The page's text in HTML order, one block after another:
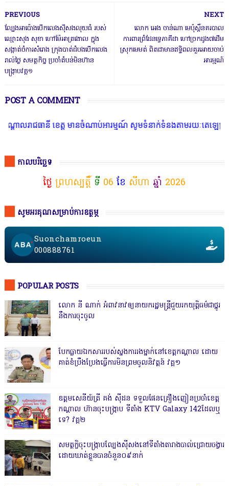
NEXT
លោក អេង ចាន់ណា មេប៉ុស្តិ៍នគរបាល
ការពារព្រំដែនទ្វេភាគីដា ហៅច្រកដូង៧ដើម
ស្រុកមេមត់ ពិតជាមានឥទ្ធិពលគួរអោយចាប់
អារម្មណ៍
PREVIOUS
ល្បែងអាប៉ោងបើកលេងស៊ីសងលុយធំ របស់
ឈ្មោះសុង សុខា ហៅម៉ែអាត្រងោល ក្នុង
សង្កាត់ចំការសំរោង ក្រុងបាត់ដំបងបើកលេង
រាល់ថ្ងៃ សមត្ថកិច្ច ប្រចាំតំបន់មិនហ៊ាន
បង្ក្រាបវគ្គ១
POST A COMMENT
ានី ខេត្ត មានចំណាប់អារម្មណ៍ សូមទំនាក់ទំនងតាមរយៈតេឡេក្រាមលេខ
កាលបរិច្ឆេទ
ថ្ងៃ ព្រហស្បត្តិ៍ ទី 06 ខែ សីហា ឆ្នាំ 2026
សូមអរគុណសម្រាប់ការឧត្ថម្ភ
Suonchamroeun
000888761
POPULAR POSTS
លោក នី ណាក់ អំពាវនាវឲ្យនាយករដ្ឋមន្ត្រីជួយរកយុត្តិធម៌ជាថ្នូរ
នឹងការចុះចូល
បែកធ្លាយឯកសាររបស់ស្នងការរងម្នាក់នៅខេត្តកណ្ដាល ដោយ
គាត់ខំប្រឹងប្រែងធ្វើការមិនព្រមចូលនិវត្តន៍ វគ្គ១
ឧត្តមសេនីយ៍ត្រី គង់ ស៊ីដន ទទួលផែនគ្រឿងញៀនប្រចាំខេត្ត
កណ្តាល ហ៊ានចុះបង្ក្រាប ទីតាំង KTV Galaxy 142ដែលឬ
ទេ? វគ្គ២
សមត្ថកិ្ចចុះបង្ក្រាបល្បែងស៊ីសងនៅទីតាំងតារាងបាល់ជ្រោយចង្វារ
ដោយឃាត់ខ្លួនបានចំនួន០៩នាក់